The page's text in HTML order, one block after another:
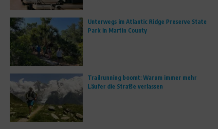
Unterwegs im Atlantic Ridge Preserve State
Park in Martin County
Trailrunning boomt: Warum immer mehr
Läufer die Straße verlassen